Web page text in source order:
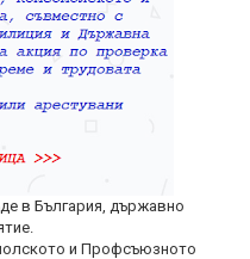
в България, държавно
и Профсъюзното